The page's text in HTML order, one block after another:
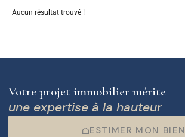
Aucun résultat trouvé !
Votre projet immobilier mérite
une expertise à la hauteur
ESTIMER MON BIEN